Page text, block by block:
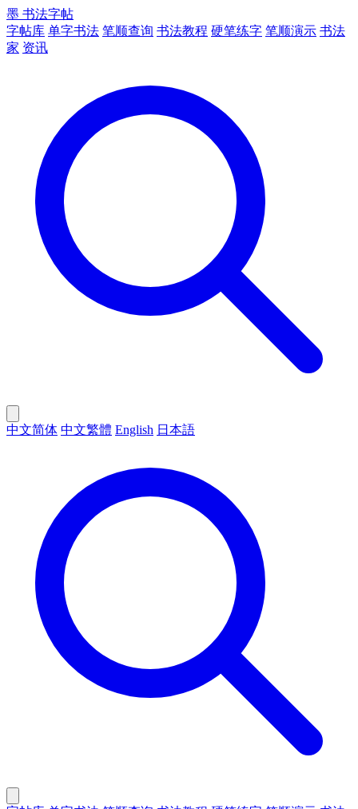
墨 书法字帖
字帖库 单字书法 笔顺查询 书法教程 硬笔练字 笔顺演示 书法
家 资讯
中文简体 中文繁體 English 日本語